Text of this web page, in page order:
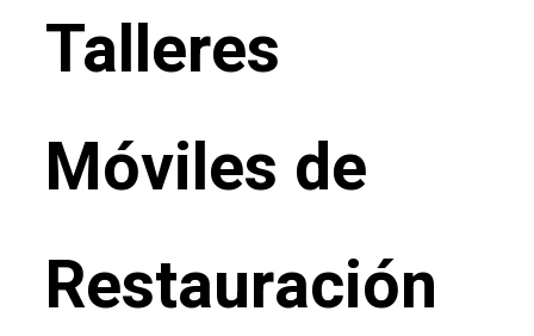
Talleres
Móviles de
Restauración